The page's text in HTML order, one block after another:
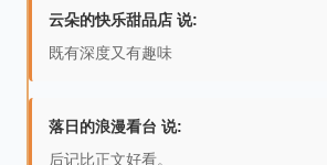
云朵的快乐甜品店 说:
既有深度又有趣味
落日的浪漫看台 说:
后记比正文好看。